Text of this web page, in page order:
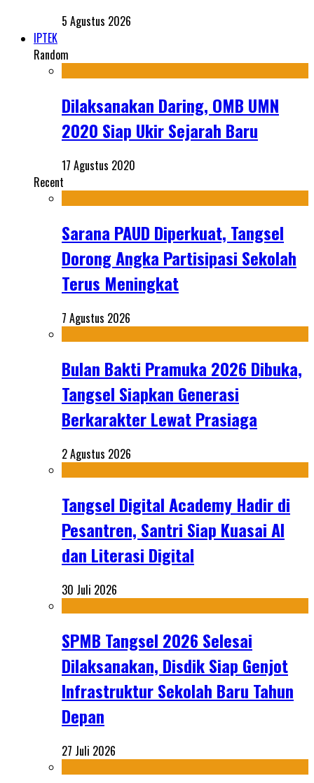
5 Agustus 2026
IPTEK
Random
Dilaksanakan Daring, OMB UMN
2020 Siap Ukir Sejarah Baru
17 Agustus 2020
Recent
Sarana PAUD Diperkuat, Tangsel
Dorong Angka Partisipasi Sekolah
Terus Meningkat
7 Agustus 2026
Bulan Bakti Pramuka 2026 Dibuka,
Tangsel Siapkan Generasi
Berkarakter Lewat Prasiaga
2 Agustus 2026
Tangsel Digital Academy Hadir di
Pesantren, Santri Siap Kuasai AI
dan Literasi Digital
30 Juli 2026
SPMB Tangsel 2026 Selesai
Dilaksanakan, Disdik Siap Genjot
Infrastruktur Sekolah Baru Tahun
Depan
27 Juli 2026